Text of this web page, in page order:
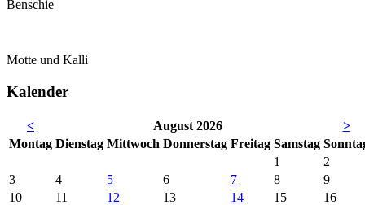
Benschie
Motte und Kalli
Kalender
< August 2026
>
Montag Dienstag Mittwoch Donnerstag Freitag Samstag So
1
2
3
4 5 6 7 8
9
10
11 12 13 14 15
16